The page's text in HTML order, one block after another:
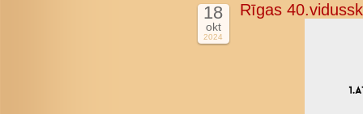
18
okt
2024
Rīgas